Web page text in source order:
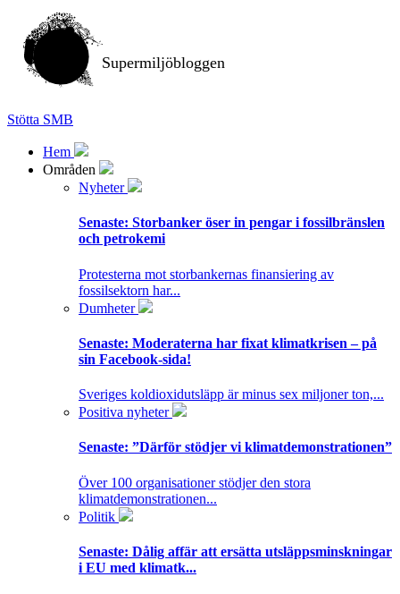
Supermiljöbloggen
Stötta SMB
Hem
Områden
Nyheter
Senaste: Storbanker öser in pengar i fossilbränslen
och petrokemi
Protesterna mot storbankernas finansiering av
fossilsektorn har...
Dumheter
Senaste: Moderaterna har fixat klimatkrisen – på
sin Facebook-sida!
Sveriges koldioxidutsläpp är minus sex miljoner ton,...
Positiva nyheter
Senaste: ”Därför stödjer vi klimatdemonstrationen”
Över 100 organisationer stödjer den stora
klimatdemonstrationen...
Politik
Senaste: Dålig affär att ersätta utsläppsminskningar
i EU med klimatk...